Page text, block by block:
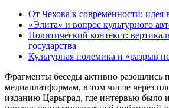
От Чехова к современности: идея
«Элита» и вопрос культурного
Политический контекст:
государства
Культурная полемика и «разрыв
Фрагменты беседы активно разошлись
медиаплатформам, в том числе через
изданию Царьград, где интервью было